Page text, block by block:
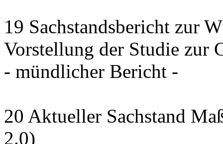
19 Sachstandsbericht zur
Vorstellung der Studie zur
- mündlicher Bericht -
20 Aktueller Sachstand
2.0)